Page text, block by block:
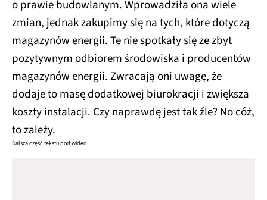
o prawie budowlanym. Wprowadziła ona wiele
zmian, jednak zakupimy się na tych, które dotyczą
magazynów energii. Te nie spotkały się ze zbyt
pozytywnym odbiorem środowiska i producentów
magazynów energii. Zwracają oni uwagę, że
dodaje to masę dodatkowej biurokracji i zwiększa
koszty instalacji. Czy naprawdę jest tak źle? No cóż,
to zależy.
Dalsza część tekstu pod wideo